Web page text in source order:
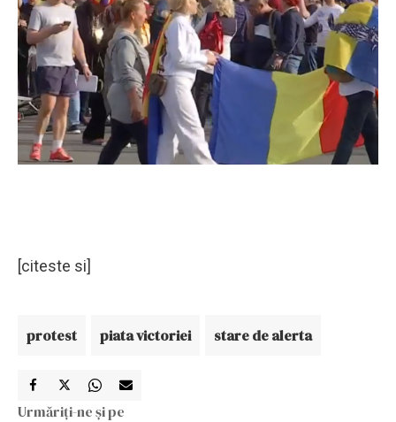
[citeste si]
protest piata victoriei stare de alerta
Urmăriți-ne și pe